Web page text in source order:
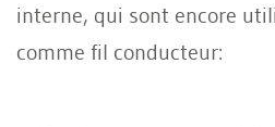
interne, qui sont encore
comme fil conducteur: